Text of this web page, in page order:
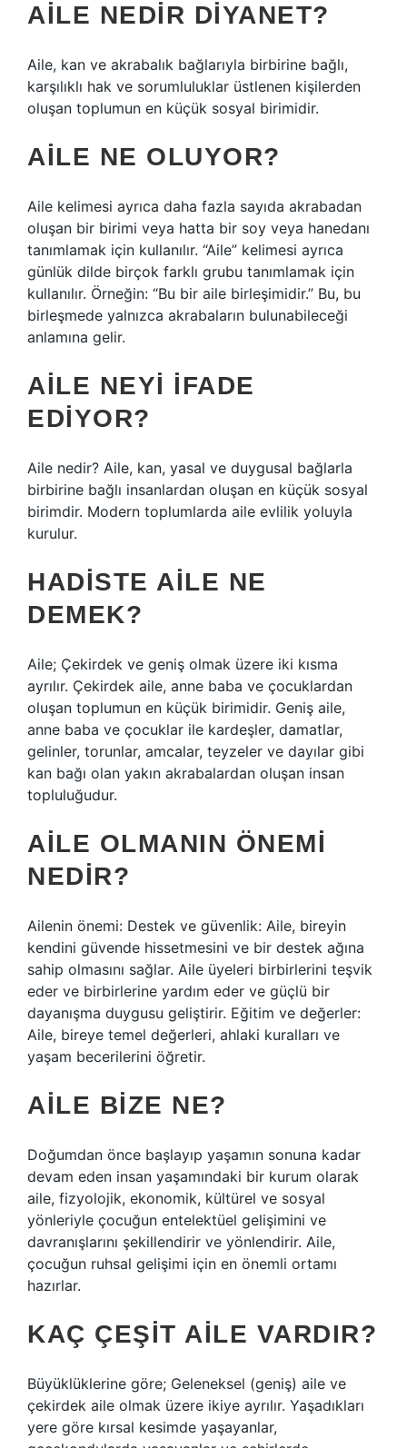
AILE NEDIR DIYANET?
Aile, kan ve akrabalık bağlarıyla birbirine bağlı,
karşılıklı hak ve sorumluluklar üstlenen kişilerden
oluşan toplumun en küçük sosyal birimidir.
AILE NE OLUYOR?
Aile kelimesi ayrıca daha fazla sayıda akrabadan
oluşan bir birimi veya hatta bir soy veya hanedanı
tanımlamak için kullanılır. “Aile” kelimesi ayrıca
günlük dilde birçok farklı grubu tanımlamak için
kullanılır. Örneğin: “Bu bir aile birleşimidir.” Bu, bu
birleşmede yalnızca akrabaların bulunabileceği
anlamına gelir.
AILE NEYI IFADE
EDIYOR?
Aile nedir? Aile, kan, yasal ve duygusal bağlarla
birbirine bağlı insanlardan oluşan en küçük sosyal
birimdir. Modern toplumlarda aile evlilik yoluyla
kurulur.
HADISTE AILE NE
DEMEK?
Aile; Çekirdek ve geniş olmak üzere iki kısma
ayrılır. Çekirdek aile, anne baba ve çocuklardan
oluşan toplumun en küçük birimidir. Geniş aile,
anne baba ve çocuklar ile kardeşler, damatlar,
gelinler, torunlar, amcalar, teyzeler ve dayılar gibi
kan bağı olan yakın akrabalardan oluşan insan
topluluğudur.
AILE OLMANIN ÖNEMI
NEDIR?
Ailenin önemi: Destek ve güvenlik: Aile, bireyin
kendini güvende hissetmesini ve bir destek ağına
sahip olmasını sağlar. Aile üyeleri birbirlerini teşvik
eder ve birbirlerine yardım eder ve güçlü bir
dayanışma duygusu geliştirir. Eğitim ve değerler:
Aile, bireye temel değerleri, ahlaki kuralları ve
yaşam becerilerini öğretir.
AILE BIZE NE?
Doğumdan önce başlayıp yaşamın sonuna kadar
devam eden insan yaşamındaki bir kurum olarak
aile, fizyolojik, ekonomik, kültürel ve sosyal
yönleriyle çocuğun entelektüel gelişimini ve
davranışlarını şekillendirir ve yönlendirir. Aile,
çocuğun ruhsal gelişimi için en önemli ortamı
hazırlar.
KAÇ ÇEŞIT AILE VARDIR?
Büyüklüklerine göre; Geleneksel (geniş) aile ve
çekirdek aile olmak üzere ikiye ayrılır. Yaşadıkları
yere göre kırsal kesimde yaşayanlar,